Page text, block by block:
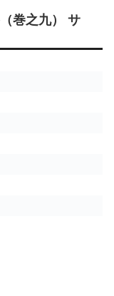
巻之九） サ